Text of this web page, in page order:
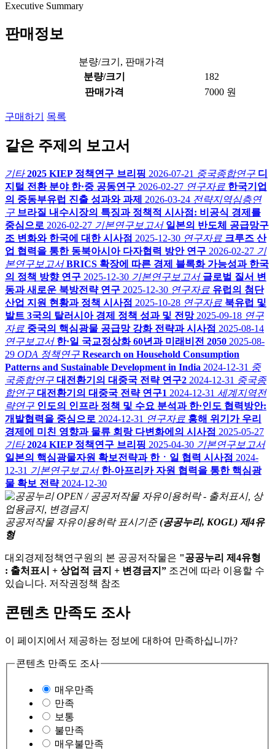
Executive Summary
판매정보
분량/크기, 판매가격
분량/크기
182
판매가격
7000 원
구매하기 목록
같은 주제의 보고서
기타 2025 KIEP 정책연구 브리핑 2026-07-21 중국종합연구 디
지털 전환 분야 한·중 공동연구 2026-02-27 연구자료 한국기업
의 중동부유럽 진출 성과와 과제
2026-03-24 전략지역심층연
구 브라질 내수시장의 특징과 정책적 시사점: 비공식 경제를
중심으로 2026-02-27 기본연구보고서 일본의 반도체 공급망구
조 변화와 한국에 대한 시사점 2025-12-30 연구자료 크루즈 산
업 협력을 통한 동북아시아 다자협력 방안 연구 2026-02-27 기
본연구보고서 BRICS 확장에 따른 경제 블록화 가능성과 한국
의 정책 방향 연구 2025-12-30 기본연구보고서 글로벌 질서 변
동과 새로운 북방전략 연구 2025-12-30 연구자료 유럽의 첨단
산업 지원 현황과 정책 시사점 2025-10-28 연구자료 북유럽 및
발트 3국의 탈러시아 경제 정책 성과 및 전망 2025-09-18 연구
자료 중국의 핵심광물 공급망 강화 전략과 시사점 2025-08-14
연구보고서 한·일 국교정상화 60년과 미래비전 2050 2025-08-
29 ODA 정책연구 Research on Household Consumption
Patterns and Sustainable Development in India 2024-12-31 중
국종합연구 대전환기의 대중국 전략 연구2 2024-12-31 중국종
합연구 대전환기의 대중국 전략 연구1 2024-12-31 세계지역전
략연구 인도의 인프라 정책 및 수요 분석과 한·인도 협력방안:
개발협력을 중심으로 2024-12-31 연구자료 홍해 위기가 우리
경제에 미친 영향과 물류 회랑 다변화에의 시사점 2025-05-27
기타 2024 KIEP 정책연구 브리핑 2025-04-30 기본연구보고서
일본의 핵심광물자원 확보전략과 한ㆍ일 협력 시사점 2024-
12-31 기본연구보고서 한-아프리카 자원 협력을 통한 핵심광
물 확보 전략 2024-12-30
공공저작물 자유이용허락 표시기준 (공공누리, KOGL) 제4유
형
대외경제정책연구원의 본 공공저작물은 "공공누리 제4유형
: 출처표시 + 상업적 금지 + 변경금지” 조건에 따라 이용할 수
있습니다. 저작권정책 참조
콘텐츠 만족도 조사
이 페이지에서 제공하는 정보에 대하여 만족하십니까?
콘텐츠 만족도 조사
매우만족
만족
보통
불만족
매우불만족